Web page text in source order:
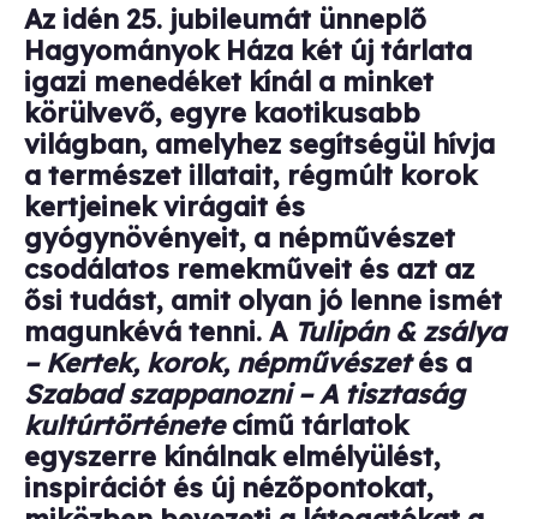
Az idén 25. jubileumát ünneplő
Hagyományok Háza két új tárlata
igazi menedéket kínál a minket
körülvevő, egyre kaotikusabb
világban, amelyhez segítségül hívja
a természet illatait, régmúlt korok
kertjeinek virágait és
gyógynövényeit, a népművészet
csodálatos remekműveit és azt az
ősi tudást, amit olyan jó lenne ismét
magunkévá tenni. A Tulipán & zsálya
– Kertek, korok, népművészetés a
Szabad szappanozni – A tisztaság
kultúrtörténetecímű tárlatok
egyszerre kínálnak elmélyülést,
inspirációt és új nézőpontokat,